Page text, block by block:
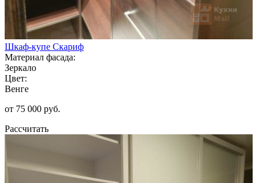
Шкаф-купе Скариф
Материал фасада:
Зеркало
Цвет:
Венге
от 75 000 руб.
Рассчитать